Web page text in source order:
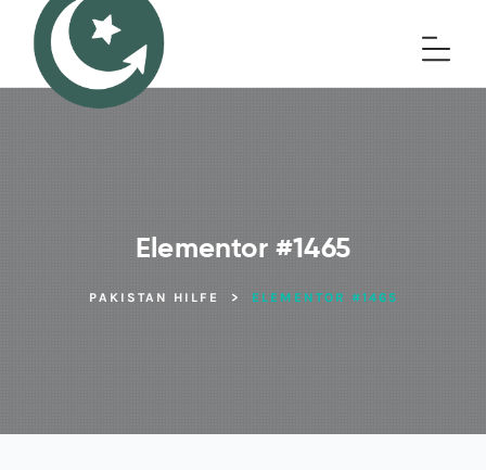
Elementor #1465
PAKISTAN HILFE > ELEMENTOR #1465